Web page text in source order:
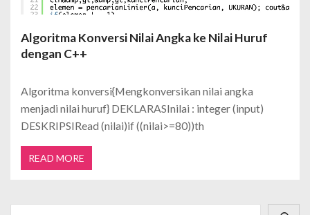
Algoritma Konversi Nilai Angka ke Nilai Huruf
dengan C++
Algoritma konversi{Mengkonversikan nilai angka
menjadi nilai huruf} DEKLARASInilai : integer (input)
DESKRIPSIRead (nilai)if ((nilai>=80))th
READ MORE